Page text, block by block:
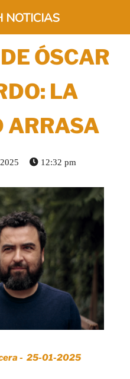
ÓSCAR
LA
ARRASA
12:32 pm
- 25-01-2025
NOTICIAS